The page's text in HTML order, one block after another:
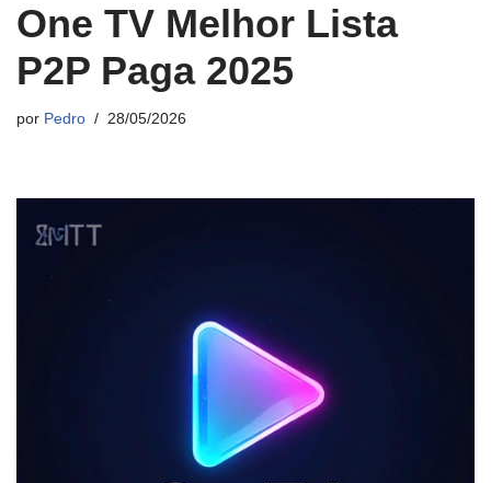
One TV Melhor Lista
P2P Paga 2025
por Pedro 28/05/2026